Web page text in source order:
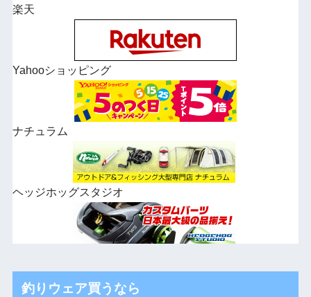
楽天
Yahooショッピング
ナチュラム
ヘッジホッグスタジオ
釣りウェア買うなら